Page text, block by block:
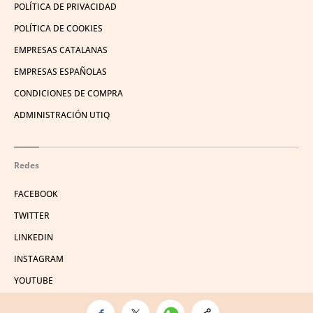
POLÍTICA DE PRIVACIDAD
POLÍTICA DE COOKIES
EMPRESAS CATALANAS
EMPRESAS ESPAÑOLAS
CONDICIONES DE COMPRA
ADMINISTRACIÓN UTIQ
Redes
FACEBOOK
TWITTER
LINKEDIN
INSTAGRAM
YOUTUBE